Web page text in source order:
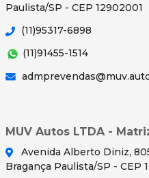
Paulista/SP - CEP 12902001
(11)95317-6898
(11)91455-1514
MUV Autos LTDA -
Avenida Alberto Diniz,
Bragança Paulista/SP - CEP